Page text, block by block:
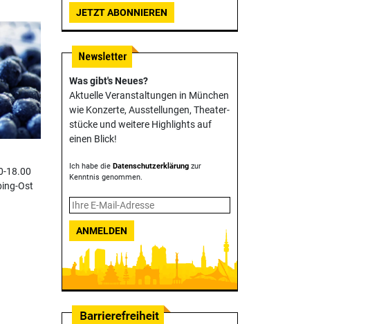
18.00
Ost
JETZT ABONNIEREN
Was gibt's Neues?
Aktuelle Veranstaltungen in München
wie Konzerte, Ausstellungen, Theater­
stücke und weitere Highlights auf
einen Blick!
Ich habe die Datenschutzerklärung zur
Kenntnis genommen.
ANMELDEN